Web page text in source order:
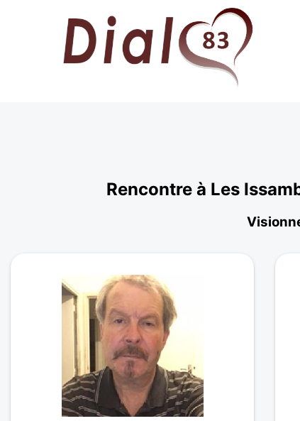
Rencontre à Les